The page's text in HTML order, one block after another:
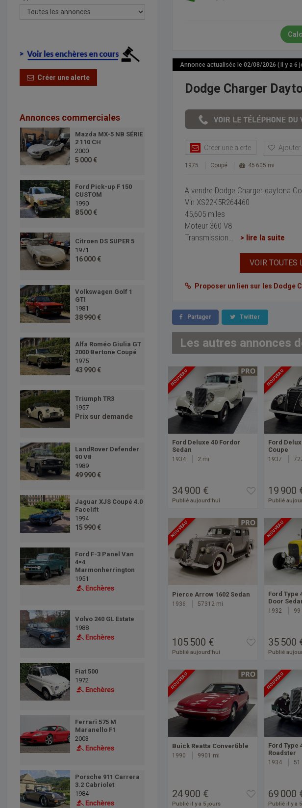
Créer une alerte
Annonces commerciales
Mazda MX-5 NB SÉRIE
2 110 CH
2000
5 000 €
Ford Pick-up F 150
CUSTOM
1990
8 500 €
Citroen DS SUPER 5
1971
16 000 €
Volkswagen Golf 1
GTI
1981
38 990 €
Alfa Roméo Giulia GT
2000 Bertone Coupé
1975
43 990 €
Triumph TR3
1957
Prix sur demande
LandRover Defender
90 V8
1989
49 990 €
Jaguar XJS Coupé 4.0
Facelift
1994
15 990 €
Ford F-3 Panel Van
4×4
Marmonherrington
1951
Volvo 240 GL Estate
1988
Fiat 500
1972
Ferrari 575 M
Maranello F1
2003
Porsche 911 Carrera
3.2 Cabriolet
1984
Annonce actualisée le 02/08/2026 ( il y a 6
Dodge Charger
Créer une alerte
1975 Coupé 45 605 mi
A vendre Dodge Charger daytona
Vin XS22K5R264460
45,605 miles
Moteur 360 V8
Transmission… > lire la suite
VOIR TOUTES
Proposer un lien sur les Dodge
Partager Twitter
Les autres annonces
NOUVEAU
Ford Deluxe 40 Fordor
Sedan
1934 2 mi
34 900 €
Publié aujourd'hui
NOUVEAU
Ford
Coupe
1937
19 900
Publié
NOUVEAU
Pierce Arrow 1602 Sedan
1936 57312 mi
105 500 €
Publié aujourd'hui
NOUVEAU
Ford Type
Door
1932 99
35 500
Publié
NOUVEAU
Buick Reatta Convertible
1990 9901 mi
24 900 €
Publié il y a 5 jours
NOUVEAU
Ford Type
Roadster
1934 51
69 000
Publié il y a